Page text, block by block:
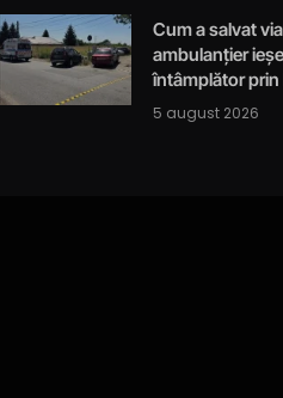
Cum a salvat
ambulanțier
întâmplător prin
5 august 2026